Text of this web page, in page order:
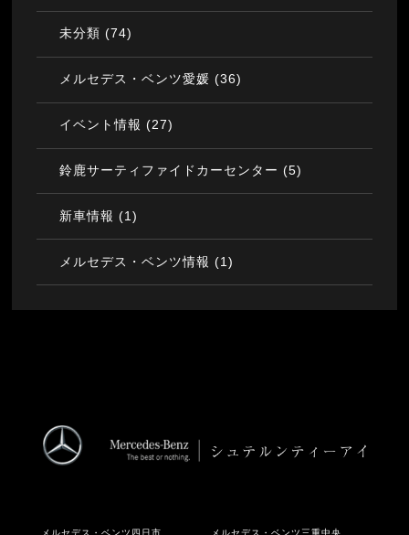
未分類 (74)
メルセデス・ベンツ愛媛 (36)
イベント情報 (27)
鈴鹿サーティファイドカーセンター (5)
新車情報 (1)
メルセデス・ベンツ情報 (1)
メルセデス・ベンツ四日市 メルセデス・ベンツ三重中央